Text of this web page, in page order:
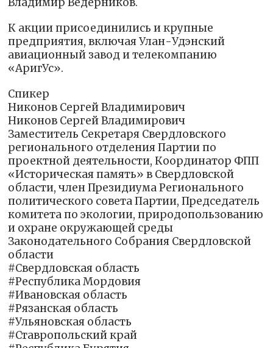
К акции присоединились и крупные
предприятия, включая Улан-Удэнский
авиационный завод и телекомпанию
«АригУс».
Спикер
Никонов Сергей Владимирович
Никонов Сергей Владимирович
Заместитель Секретаря Свердловского
регионального отделения Партии по
проектной деятельности, Координатор ФПП
«Историческая память» в Свердловской
области, член Президиума Регионального
политического совета Партии, Председатель
комитета по экологии, природопользованию
и охране окружающей среды
Законодательного Собрания Свердловской
области
#Свердловская область
#Республика Мордовия
#Ивановская область
#Рязанская область
#Ульяновская область
#Ставропольский край